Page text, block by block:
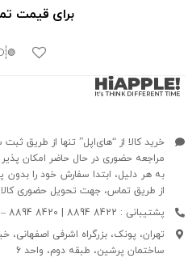
برای قیمت
خرید کالا از “های‌اپل” تنها از طریق
مراجعه حضوری در حال حاضر امکان
به هر دلیل، ابتدا سفارش خود را
از طریق تماس، جهت تحویل حضوری
پشتیبانی : 8422 8894 | 8420 8894 – 021
ساختمان پرشین، طبقه دوم، واحد 6